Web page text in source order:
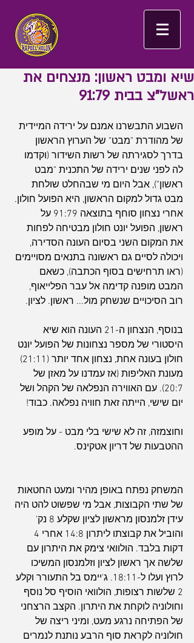
שיא ומבט ראשון: מנצחים את
ראשל"צ בבית 91:79
השבוע התבשרנו אמנם על ירידה המיידית
של מהודרת "מבט" של הערוץ הראשון
בדרך לסגירתה של רשות השידור (וקדמו
לה לפני שנים ירידה של התכנית "מבט
ראשון"), אבל היום מי שבהחלט שולחת
מבט גדול למקום הראשון, היא הפועל חולון.
אחרי נצחון סוחף בתוצאה 91:79 על
ראשון, הפועל יונט חולון מבטיחה לפחות
את המקום השני בסיום העונה הסדירה,
ויכולה לסיים גם ראשונה בתנאים מסויימים
(ראו תרחישים בסוף הכתבה), כשאם
המבט מופנה קדימה אל עבר הפלייאוף,
רוב הסיכויים שנשחק מול... ראשון. לציון.
בנוסף, הנצחון ה-21 העונה הוא שיא
היסטורי של מספר נצחונות של הפועל יונט
חולון בעונה אחת, נצחון אחד יותר (21:11)
מעונת האליפות (אז עמדנו על מאזן של
20:7). עם האווירה הנפלאה של הקהל ושל
יום שישי, הייתה זאת חוויה נפלאה. כבוד!
וחוצמזה, זה לא שישי בלי מבט - על מופע
ההטבעות של דריון אטקינס.
המשחק נפתח באופן מהיר ומעט החטאות
של שתי הקבוצות, אבל מי שפשוט להט היה
עידן זלמנסון מראשון לציון שקלע 8 נק'
דקות בלבד. הולוואי צימק את היתרון עם
שלשה אך ראשון לציון וזלמנסון המשיכו
לרוץ ועלו ל-18:11. ג'יימס בל התעורר וקלע
2 שלשות רצופות, הולוואי הוסיף סל נוסף
וחולוניה לוקחת את היתרון. הקצב הרצחני
של הפתיחה נרגע מעט, ומיני ריצה של
חולוניה לקראת סוף הרבע נותנת לנמרים